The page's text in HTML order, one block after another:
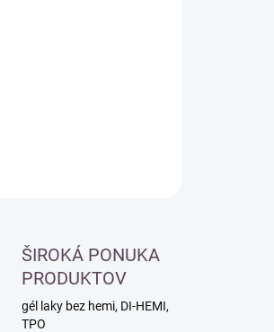
ŠIROKÁ PONUKA
PRODUKTOV
gél laky bez hemi, DI-HEMI,
TPO